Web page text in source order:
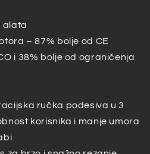
alata
– 87% bolje od CE
i 38% bolje od ograničenja
ručka podesiva u 3
korisnika i manje umora